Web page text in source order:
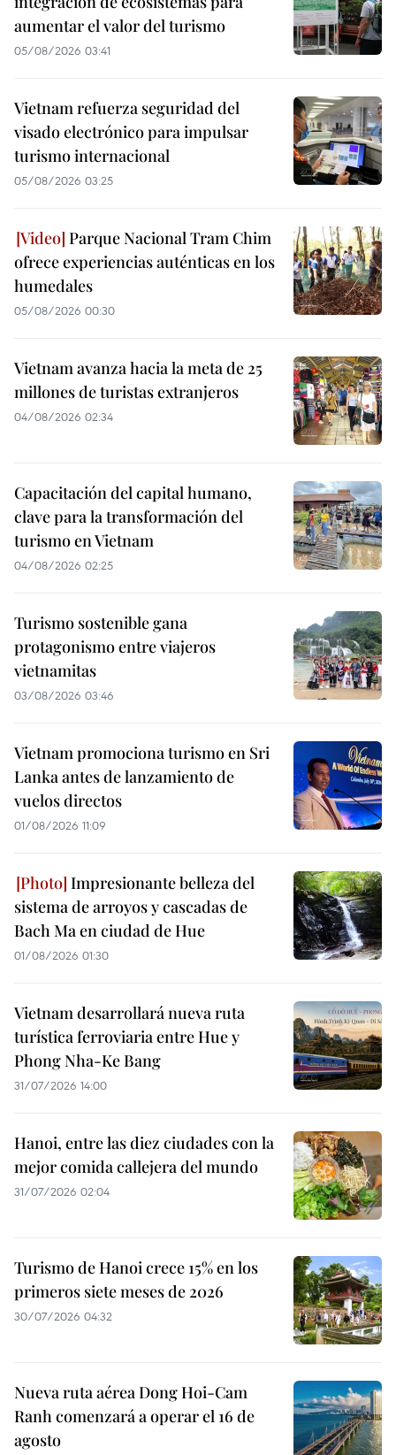
aumentar el valor del turismo
05/08/2026 03:41
Vietnam refuerza seguridad del
visado electrónico para impulsar
turismo internacional
05/08/2026 03:25
Parque Nacional Tram Chim
ofrece experiencias auténticas en los
humedales
05/08/2026 00:30
Vietnam avanza hacia la meta de 25
millones de turistas extranjeros
04/08/2026 02:34
Capacitación del capital humano,
clave para la transformación del
turismo en Vietnam
04/08/2026 02:25
Turismo sostenible gana
protagonismo entre viajeros
vietnamitas
03/08/2026 03:46
Vietnam promociona turismo en Sri
Lanka antes de lanzamiento de
vuelos directos
01/08/2026 11:09
Impresionante belleza del
sistema de arroyos y cascadas de
Bach Ma en ciudad de Hue
01/08/2026 01:30
Vietnam desarrollará nueva ruta
turística ferroviaria entre Hue y
Phong Nha-Ke Bang
31/07/2026 14:00
Hanoi, entre las diez ciudades con la
mejor comida callejera del mundo
31/07/2026 02:04
Turismo de Hanoi crece 15% en los
primeros siete meses de 2026
30/07/2026 04:32
Nueva ruta aérea Dong Hoi-Cam
Ranh comenzará a operar el 16 de
agosto